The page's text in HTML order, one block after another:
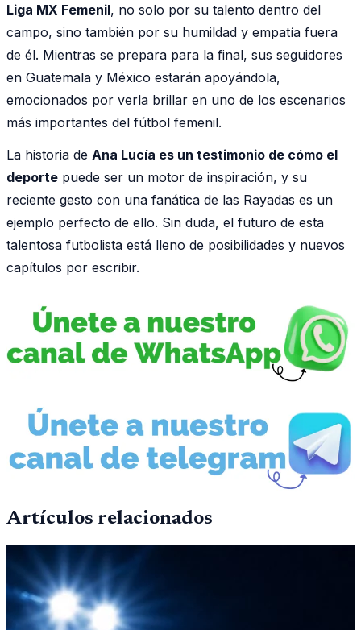
Liga MX Femenil, no solo por su talento dentro del
campo, sino también por su humildad y empatía fuera
de él. Mientras se prepara para la final, sus seguidores
en Guatemala y México estarán apoyándola,
emocionados por verla brillar en uno de los escenarios
más importantes del fútbol femenil.
La historia de Ana Lucía es un testimonio de cómo el
deporte puede ser un motor de inspiración, y su
reciente gesto con una fanática de las Rayadas es un
ejemplo perfecto de ello. Sin duda, el futuro de esta
talentosa futbolista está lleno de posibilidades y nuevos
capítulos por escribir.
Artículos relacionados